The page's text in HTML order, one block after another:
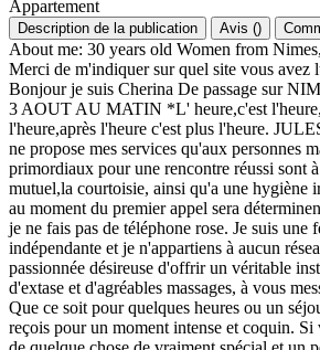
Appartement
Description de la publication Avis ()
About me: 30 years old Women from
Merci de m'indiquer sur quel site vous avez
Bonjour je suis Cherina De passage sur
3 AOUT AU MATIN *L' heure,c'est
l'heure,après l'heure c'est plus l'heure.
ne propose mes services qu'aux personnes
primordiaux pour une rencontre réussi sont
mutuel,la courtoisie, ainsi qu'a une hygiène
au moment du premier appel sera
je ne fais pas de téléphone rose. Je suis une
indépendante et je n'appartiens à aucun
passionnée désireuse d'offrir un véritable
d'extase et d'agréables massages, à vous
Que ce soit pour quelques heures ou un
reçois pour un moment intense et coquin. Si